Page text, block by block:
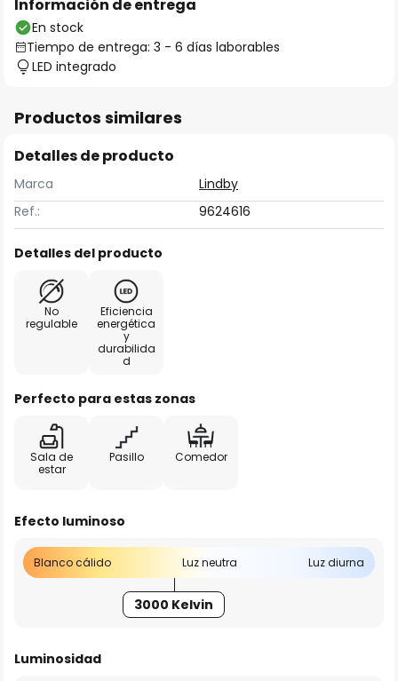
Información de entrega
En stock
Tiempo de entrega: 3 - 6 días laborables
LED integrado
Productos similares
Detalles de producto
Marca
Lindby
Ref.:
9624616
Detalles del producto
No
regulable
Eficiencia
energética
y
durabilida
d
Perfecto para estas zonas
Sala de
estar
Pasillo Comedor
Efecto luminoso
Blanco cálido Luz neutra Luz diurna
3000 Kelvin
Luminosidad